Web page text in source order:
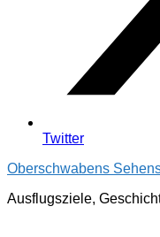
Twitter
Oberschwabens
Ausflugsziele,